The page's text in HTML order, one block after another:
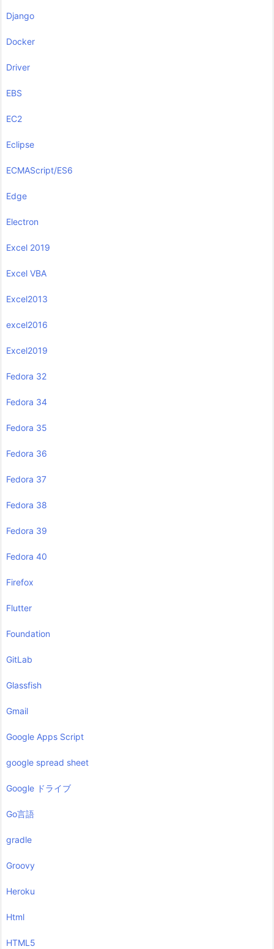
Django
Docker
Driver
EBS
EC2
Eclipse
ECMAScript/ES6
Edge
Electron
Excel 2019
Excel VBA
Excel2013
excel2016
Excel2019
Fedora 32
Fedora 34
Fedora 35
Fedora 36
Fedora 37
Fedora 38
Fedora 39
Fedora 40
Firefox
Flutter
Foundation
GitLab
Glassfish
Gmail
Google Apps Script
google spread sheet
Google ドライブ
Go言語
gradle
Groovy
Heroku
Html
HTML5